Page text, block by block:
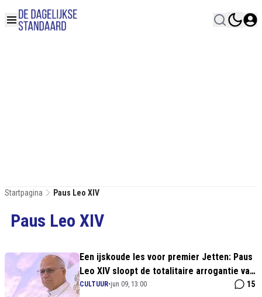
Startpagina Paus Leo XIV
Paus Leo XIV
Een ijskoude les voor premier Jetten: Paus
Leo XIV sloopt de totalitaire arrogantie van
de moderne controlestaat in historisch
CULTUUR•jun 09, 13:00 15